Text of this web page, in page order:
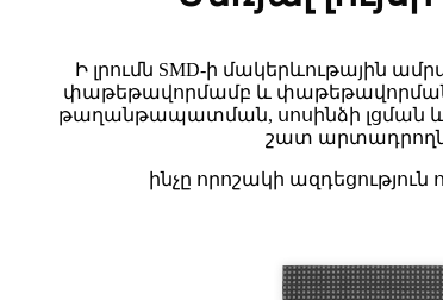
Ի լրումն SMD-ի մակերևութային
փաթեթավորմամբ և փաթեթավորման
թաղանթապատման, սոսինձի լցման և
շատ
ինչը որոշակի